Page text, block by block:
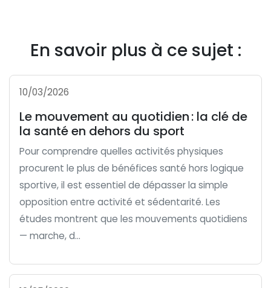
En savoir plus à ce sujet :
10/03/2026
Le mouvement au quotidien : la clé de
la santé en dehors du sport
Pour comprendre quelles activités physiques
procurent le plus de bénéfices santé hors logique
sportive, il est essentiel de dépasser la simple
opposition entre activité et sédentarité. Les
études montrent que les mouvements quotidiens
— marche, d...